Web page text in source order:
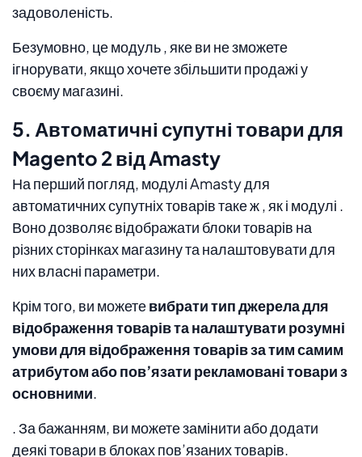
задоволеність.
Безумовно, це модуль , яке ви не зможете
ігнорувати, якщо хочете збільшити продажі у
своєму магазині.
5. Автоматичні супутні товари для
Magento 2 від Amasty
На перший погляд, модулі Amasty для
автоматичних супутніх товарів таке ж , як і модулі .
Воно дозволяє відображати блоки товарів на
різних сторінках магазину та налаштовувати для
них власні параметри.
Крім того, ви можетевибрати тип джерела для
відображення товарів та налаштувати розумні
умови для відображення товарів за тим самим
атрибутом або пов’язати рекламовані товари з
основними.
. За бажанням, ви можете замінити або додати
деякі товари в блоках пов’язаних товарів.